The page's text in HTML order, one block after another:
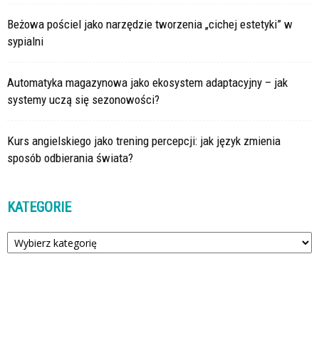
Beżowa pościel jako narzędzie tworzenia „cichej estetyki” w
sypialni
Automatyka magazynowa jako ekosystem adaptacyjny – jak
systemy uczą się sezonowości?
Kurs angielskiego jako trening percepcji: jak język zmienia
sposób odbierania świata?
KATEGORIE
Kategorie